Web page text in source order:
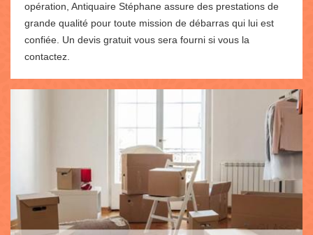
opération, Antiquaire Stéphane assure des prestations de
grande qualité pour toute mission de débarras qui lui est
confiée. Un devis gratuit vous sera fourni si vous la
contactez.